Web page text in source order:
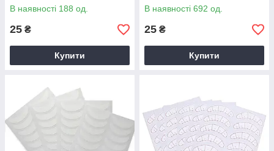
В наявності 188 од.
25 ₴
Купити
В наявності 692 од.
25 ₴
Купити